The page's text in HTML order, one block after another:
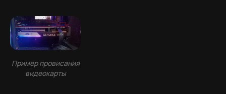
Пример провисания
видеокарты